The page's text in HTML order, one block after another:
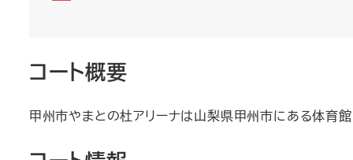
コート概要
甲州市やまとの杜アリーナは山梨県甲州市にある体育館